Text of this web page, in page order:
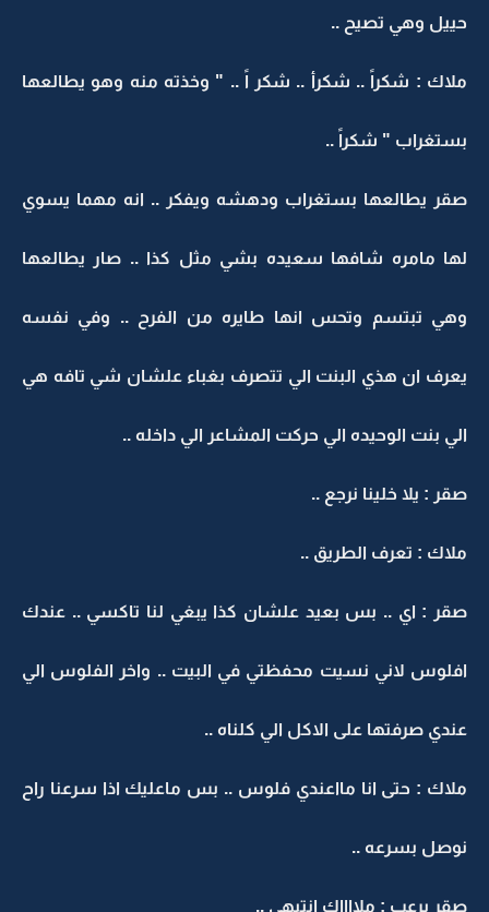
حييل وهي تصيح ..
ملاك : شكراً .. شكرأ .. شكر اً .. " وخذته منه وهو يطالعها
بستغراب " شكراً ..
صقر يطالعها بستغراب ودهشه ويفكر .. انه مهما يسوي
لها مامره شافها سعيده بشي مثل كذا .. صار يطالعها
وهي تبتسم وتحس انها طايره من الفرح .. وفي نفسه
يعرف ان هذي البنت الي تتصرف بغباء علشان شي تافه هي
الي بنت الوحيده الي حركت المشاعر الي داخله ..
صقر : يلا خلينا نرجع ..
ملاك : تعرف الطريق ..
صقر : اي .. بس بعيد علشان كذا يبغي لنا تاكسي .. عندك
افلوس لاني نسيت محفظتي في البيت .. واخر الفلوس الي
عندي صرفتها على الاكل الي كلناه ..
ملاك : حتى انا مااعندي فلوس .. بس ماعليك اذا سرعنا راح
نوصل بسرعه ..
صقر برعب : ملااااك انتبهي ..